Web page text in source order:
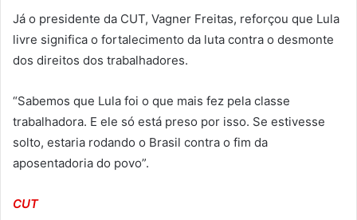
Já o presidente da CUT, Vagner Freitas, reforçou que Lula
livre significa o fortalecimento da luta contra o desmonte
dos direitos dos trabalhadores.
“Sabemos que Lula foi o que mais fez pela classe
trabalhadora. E ele só está preso por isso. Se estivesse
solto, estaria rodando o Brasil contra o fim da
aposentadoria do povo”.
CUT